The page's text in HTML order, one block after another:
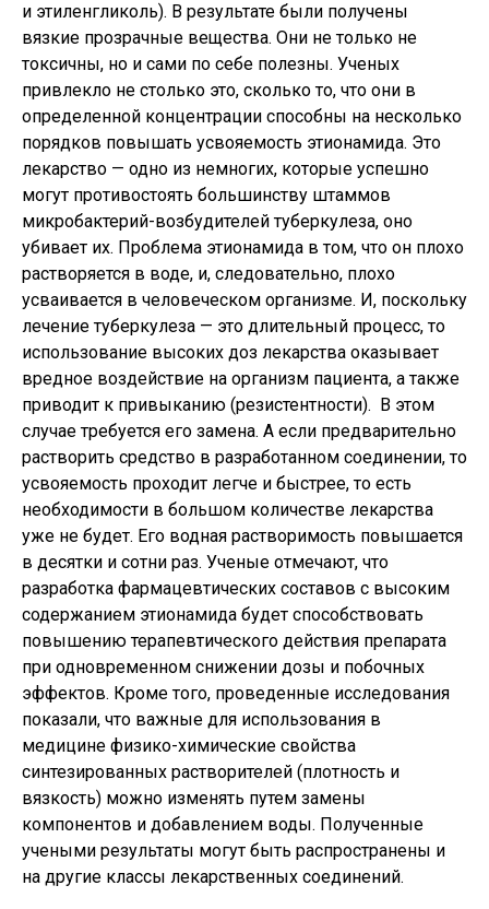
и этиленгликоль). В результате были получены
вязкие прозрачные вещества. Они не только не
токсичны, но и сами по себе полезны. Ученых
привлекло не столько это, сколько то, что они в
определенной концентрации способны на несколько
порядков повышать усвояемость этионамида. Это
лекарство — одно из немногих, которые успешно
могут противостоять большинству штаммов
микробактерий-возбудителей туберкулеза, оно
убивает их. Проблема этионамида в том, что он плохо
растворяется в воде, и, следовательно, плохо
усваивается в человеческом организме. И, поскольку
лечение туберкулеза — это длительный процесс, то
использование высоких доз лекарства оказывает
вредное воздействие на организм пациента, а также
приводит к привыканию (резистентности). В этом
случае требуется его замена. А если предварительно
растворить средство в разработанном соединении, то
усвояемость проходит легче и быстрее, то есть
необходимости в большом количестве лекарства
уже не будет. Его водная растворимость повышается
в десятки и сотни раз. Ученые отмечают, что
разработка фармацевтических составов с высоким
содержанием этионамида будет способствовать
повышению терапевтического действия препарата
при одновременном снижении дозы и побочных
эффектов. Кроме того, проведенные исследования
показали, что важные для использования в
медицине физико-химические свойства
синтезированных растворителей (плотность и
вязкость) можно изменять путем замены
компонентов и добавлением воды. Полученные
учеными результаты могут быть распространены и
на другие классы лекарственных соединений.